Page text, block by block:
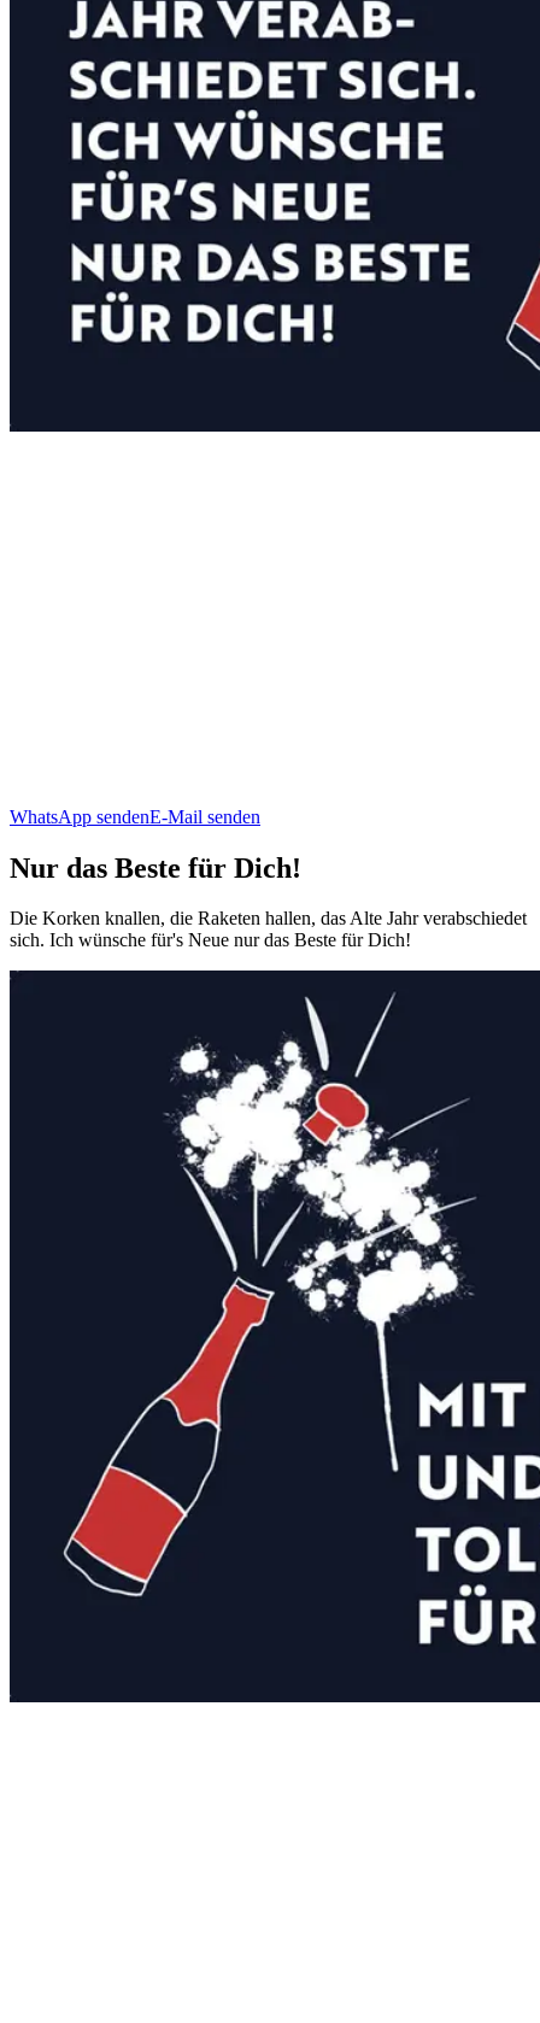
WhatsApp sendenE-Mail senden
Nur das Beste für Dich!
Die Korken knallen, die Raketen hallen, das Alte Jahr verabschiedet
sich. Ich wünsche für's Neue nur das Beste für Dich!